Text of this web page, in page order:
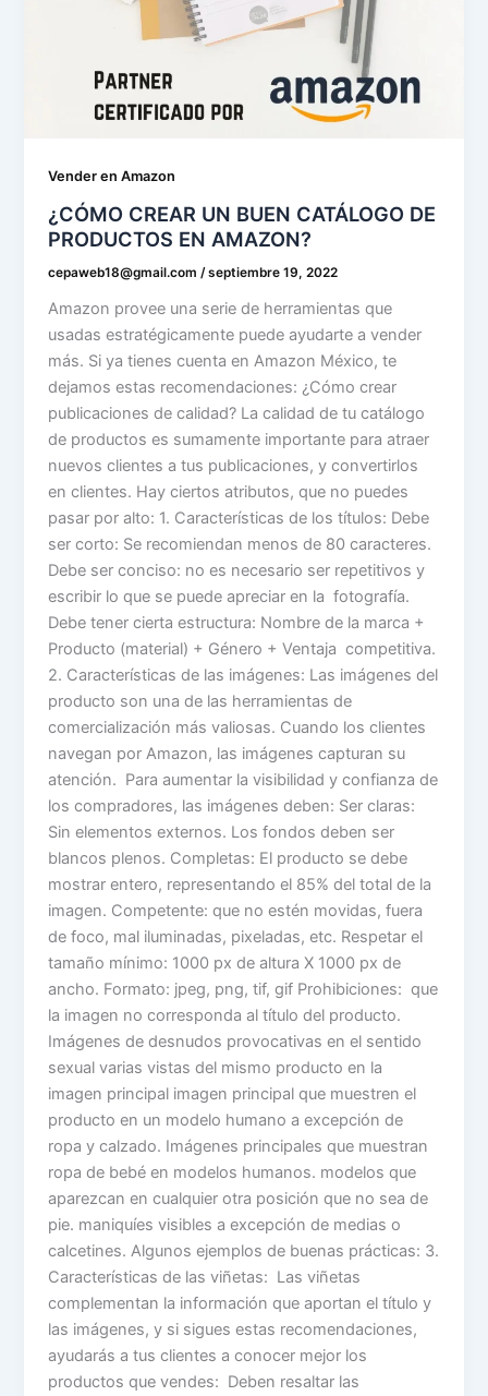
Vender en Amazon
¿CÓMO CREAR UN BUEN CATÁLOGO DE
PRODUCTOS EN AMAZON?
cepaweb18@gmail.com /septiembre 19, 2022
Amazon provee una serie de herramientas que
usadas estratégicamente puede ayudarte a vender
más. Si ya tienes cuenta en Amazon México, te
dejamos estas recomendaciones: ¿Cómo crear
publicaciones de calidad? La calidad de tu catálogo
de productos es sumamente importante para atraer
nuevos clientes a tus publicaciones, y convertirlos
en clientes. Hay ciertos atributos, que no puedes
pasar por alto: 1. Características de los títulos: Debe
ser corto: Se recomiendan menos de 80 caracteres.
Debe ser conciso: no es necesario ser repetitivos y
escribir lo que se puede apreciar en la fotografía.
Debe tener cierta estructura: Nombre de la marca +
Producto (material) + Género + Ventaja competitiva.
2. Características de las imágenes: Las imágenes del
producto son una de las herramientas de
comercialización más valiosas. Cuando los clientes
navegan por Amazon, las imágenes capturan su
atención. Para aumentar la visibilidad y confianza de
los compradores, las imágenes deben: Ser claras:
Sin elementos externos. Los fondos deben ser
blancos plenos. Completas: El producto se debe
mostrar entero, representando el 85% del total de la
imagen. Competente: que no estén movidas, fuera
de foco, mal iluminadas, pixeladas, etc. Respetar el
tamaño mínimo: 1000 px de altura X 1000 px de
ancho. Formato: jpeg, png, tif, gif Prohibiciones: que
la imagen no corresponda al título del producto.
Imágenes de desnudos provocativas en el sentido
sexual varias vistas del mismo producto en la
imagen principal imagen principal que muestren el
producto en un modelo humano a excepción de
ropa y calzado. Imágenes principales que muestran
ropa de bebé en modelos humanos. modelos que
aparezcan en cualquier otra posición que no sea de
pie. maniquíes visibles a excepción de medias o
calcetines. Algunos ejemplos de buenas prácticas: 3.
Características de las viñetas: Las viñetas
complementan la información que aportan el título y
las imágenes, y si sigues estas recomendaciones,
ayudarás a tus clientes a conocer mejor los
productos que vendes: Deben resaltar las